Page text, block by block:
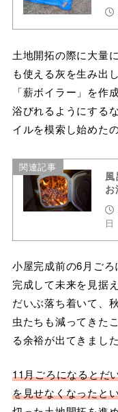
土地開拓の際に大量
も使える灰を生み出
「薪ボイラー」を作
浴びれるようにする
イルを模索し始めた
関連記事
風
お
日
小屋完成前の6月ご
完成して未来を見据
だいぶ落ち着いて、
虫たちも減ってきた
る余裕が出てきました
11月ごろになるとだ
を見せなくなったと